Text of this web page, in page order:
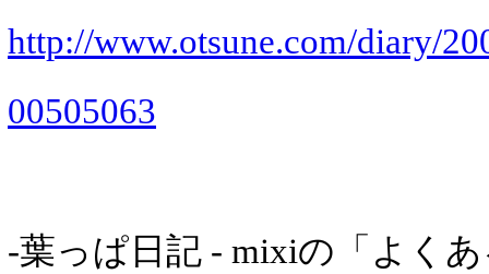
http://www.otsune.com/diary/
00505063
-葉っぱ日記 - mixiの「よく